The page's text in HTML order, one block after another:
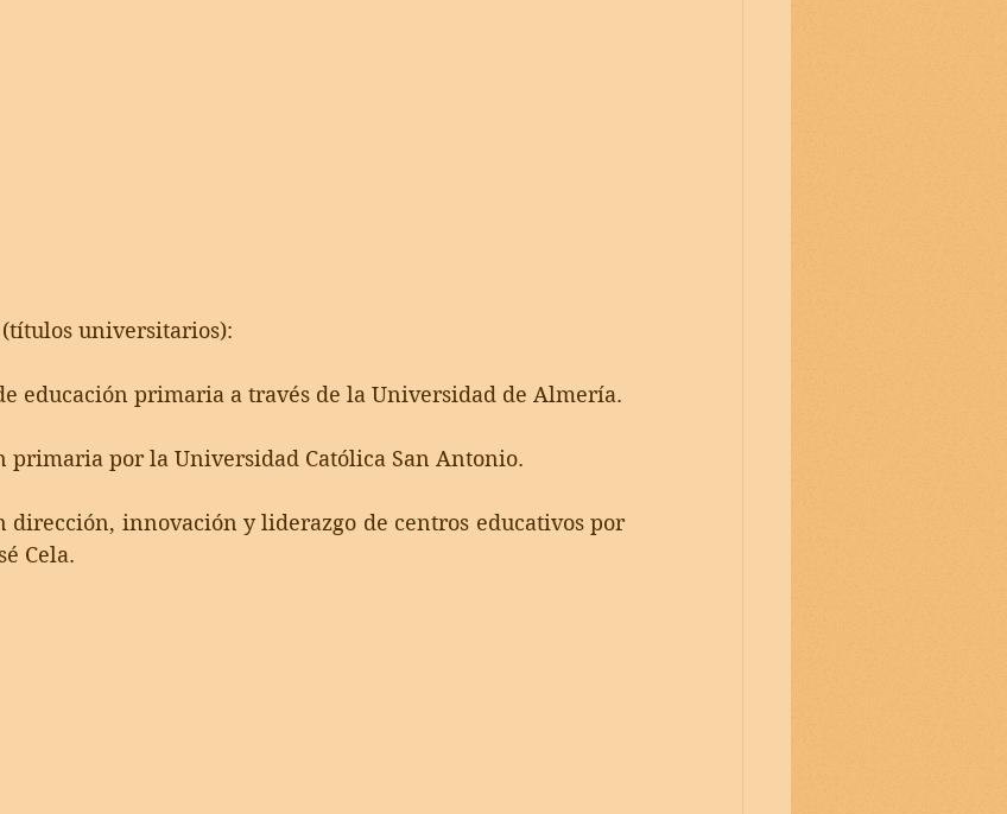
(títulos universitarios):
educación primaria a través de la Universidad de Almería.
primaria por la Universidad Católica San Antonio.
dirección, innovación y liderazgo de centros educativos por
Cela.